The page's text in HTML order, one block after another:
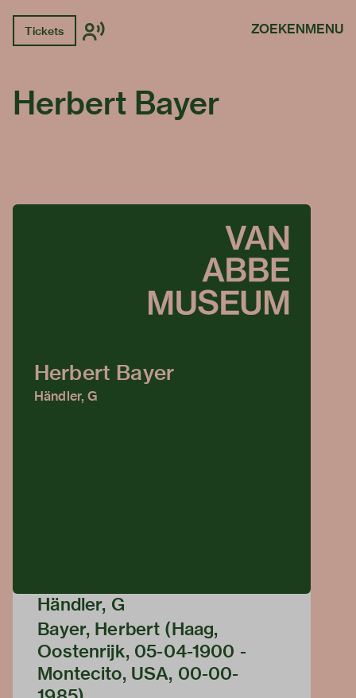
Tickets ZOEKENMENU
Herbert Bayer
Herbert Bayer
Händler, G
Händler, G
Bayer, Herbert (Haag,
Oostenrijk, 05-04-1900 -
Montecito, USA, 00-00-